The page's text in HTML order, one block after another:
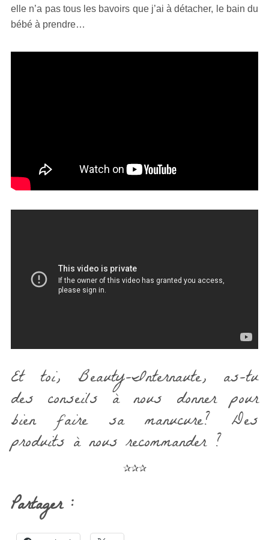
elle n’a pas tous les bavoirs que j’ai à détacher, le bain du
bébé à prendre…
Et toi, Beauty-Internaute, as-tu
des conseils à nous donner pour
bien faire sa manucure? Des
produits à nous recommander ?
✰✰✰
Partager :